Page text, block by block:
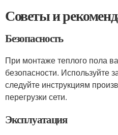
Советы и
Безопасность
При монтаже теплого пола
безопасности. Используйте
следуйте инструкциям
перегрузки сети.
Эксплуатация